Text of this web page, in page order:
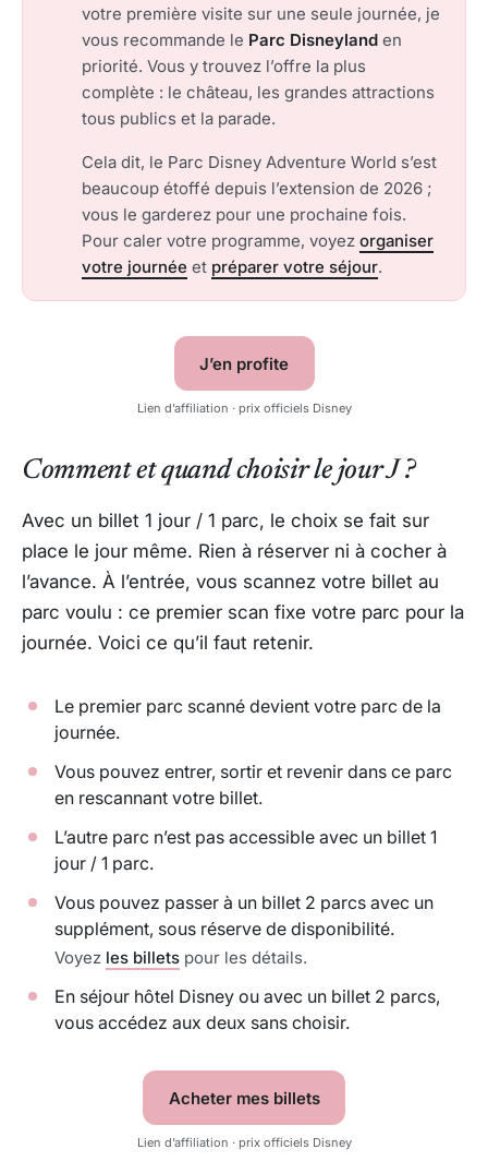
votre première visite sur une seule journée, je
vous recommande le Parc Disneyland en
priorité. Vous y trouvez l’offre la plus
complète : le château, les grandes attractions
tous publics et la parade.
Cela dit, le Parc Disney Adventure World s’est
beaucoup étoffé depuis l’extension de 2026 ;
vous le garderez pour une prochaine fois.
Pour caler votre programme, voyez organiser
votre journée et préparer votre séjour.
J’en profite
Lien d’affiliation · prix officiels Disney
Comment et quand choisir le jour J ?
Avec un billet 1 jour / 1 parc, le choix se fait sur
place le jour même. Rien à réserver ni à cocher à
l’avance. À l’entrée, vous scannez votre billet au
parc voulu : ce premier scan fixe votre parc pour la
journée. Voici ce qu’il faut retenir.
Le premier parc scanné devient votre parc de la
journée.
Vous pouvez entrer, sortir et revenir dans ce parc
en rescannant votre billet.
L’autre parc n’est pas accessible avec un billet 1
jour / 1 parc.
Vous pouvez passer à un billet 2 parcs avec un
supplément, sous réserve de disponibilité.
Voyez les billets pour les détails.
En séjour hôtel Disney ou avec un billet 2 parcs,
vous accédez aux deux sans choisir.
Acheter mes billets
Lien d’affiliation · prix officiels Disney